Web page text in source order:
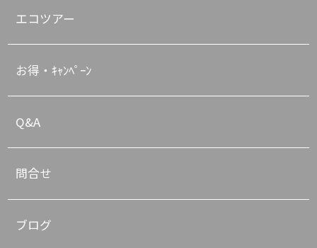
エコツアー
お得・ｷｬﾝﾍﾟｰﾝ
Q&A
問合せ
ブログ